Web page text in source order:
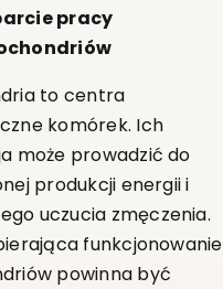
pracy
to centra
komórek. Ich
może prowadzić do
produkcji energii i
uczucia zmęczenia.
funkcjonowanie
powinna być